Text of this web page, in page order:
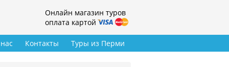
Онлайн магазин туров
оплата картой
Туры из Перми
Контакты